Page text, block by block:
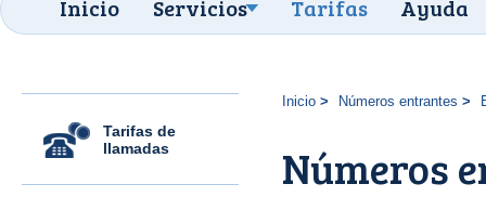
Inicio Servicios Tarifas Ayuda
Tarifas de
llamadas
Inicio Números entrantes
Números